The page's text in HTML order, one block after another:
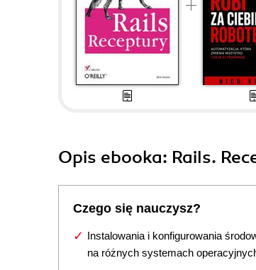
Opis ebooka: Rails.
Czego się nauczysz?
Instalowania i konfigurowania
na różnych systemach